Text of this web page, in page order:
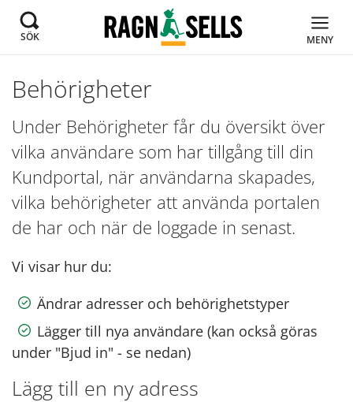
SÖK MENY
Behörigheter
Under Behörigheter får du översikt över
vilka användare som har tillgång till din
Kundportal, när användarna skapades,
vilka behörigheter att använda portalen
de har och när de loggade in senast.
Vi visar hur du:
Ändrar adresser och behörighetstyper
Lägger till nya användare (kan också göras
under "Bjud in" - se nedan)
Lägg till en ny adress